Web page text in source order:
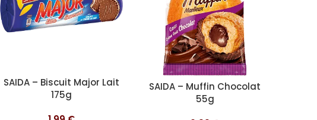
Ajouter au panier
SAIDA – Biscuit Major Lait
175g
Ajouter au panier
SAIDA – Muffin Chocolat
55g